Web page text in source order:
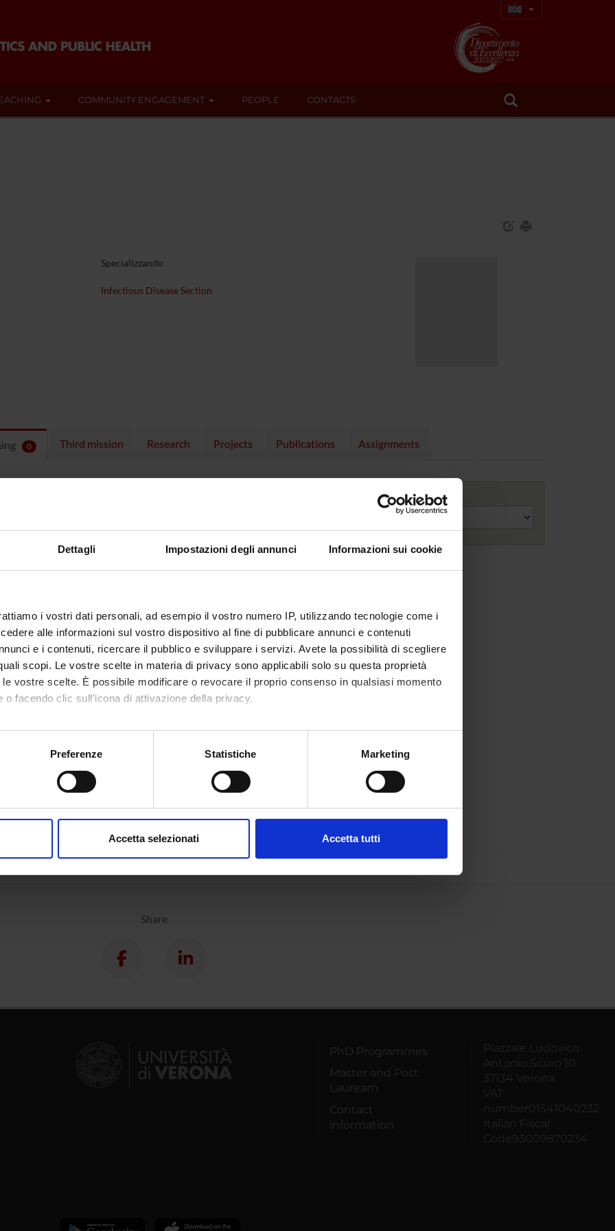
Dettagli Impostazioni degli annunci Informazioni sui cookie
i vostri dati personali, ad esempio il vostro numero IP, utilizzando tecnologie come i
alle informazioni sul vostro dispositivo al fine di pubblicare annunci e contenuti
e i contenuti, ricercare il pubblico e sviluppare i servizi. Avete la possibilità di scegliere
scopi. Le vostre scelte in materia di privacy sono applicabili solo su questa proprietà
vostre scelte. È possibile modificare o revocare il proprio consenso in qualsiasi momento
o facendo clic sull'icona di attivazione della privacy.
anche:
sulla tua posizione geografica, con un'approssimazione di qualche metro,
in qualsiasi momento dalla Dichiarazione sui cookie.
Preferenze Statistiche Marketing
Accetta selezionati Accetta tutti
COMMUNITY ENGAGEMENT PEOPLE CONTACTS
Specializzando
Infectious Disease Section
0 Third mission Research Projects Publications Assignments
the module to see the timetable and course details.
Academic year
Share
PhD Programmes
Master and Post
Lauream
Contact
information
Piazzale Ludovico
Antonio Scuro 10
37134 Verona
VAT
number01541040232
Italian Fiscal
Code93009870234